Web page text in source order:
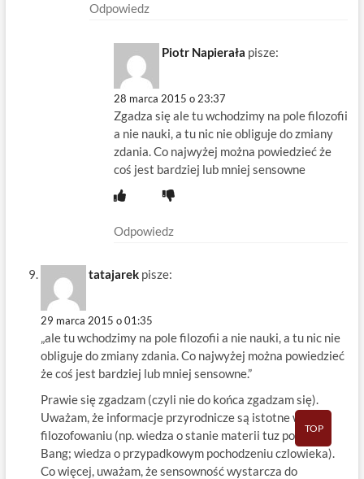
Odpowiedz
Piotr Napierała pisze:
28 marca 2015 o 23:37
Zgadza się ale tu wchodzimy na pole filozofii
a nie nauki, a tu nic nie obliguje do zmiany
zdania. Co najwyżej można powiedzieć że
coś jest bardziej lub mniej sensowne
Odpowiedz
tatajarek pisze:
29 marca 2015 o 01:35
„ale tu wchodzimy na pole filozofii a nie nauki, a tu nic nie
obliguje do zmiany zdania. Co najwyżej można powiedzieć
że coś jest bardziej lub mniej sensowne.”
Prawie się zgadzam (czyli nie do końca zgadzam się).
Uważam, że informacje przyrodnicze są istotne w tym
filozofowaniu (np. wiedza o stanie materii tuz po Big
Bang; wiedza o przypadkowym pochodzeniu czlowieka).
Co więcej, uważam, że sensowność wystarcza do
TOP